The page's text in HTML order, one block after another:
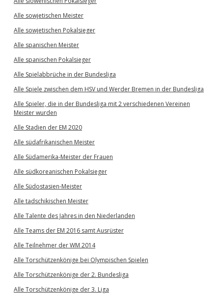
Alle sowjetischen Meister
Alle sowjetischen Pokalsieger
Alle spanischen Meister
Alle spanischen Pokalsieger
Alle Spielabbrüche in der Bundesliga
Alle Spiele zwischen dem HSV und Werder Bremen in der Bundesliga
Alle Spieler, die in der Bundesliga mit 2 verschiedenen Vereinen
Meister wurden
Alle Stadien der EM 2020
Alle südafrikanischen Meister
Alle Südamerika-Meister der Frauen
Alle südkoreanischen Pokalsieger
Alle Südostasien-Meister
Alle tadschikischen Meister
Alle Talente des Jahres in den Niederlanden
Alle Teams der EM 2016 samt Ausrüster
Alle Teilnehmer der WM 2014
Alle Torschützenkönige bei Olympischen Spielen
Alle Torschützenkönige der 2. Bundesliga
Alle Torschützenkönige der 3. Liga